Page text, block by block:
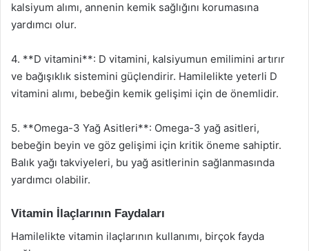
kalsiyum alımı, annenin kemik sağlığını korumasına
yardımcı olur.
4. **D vitamini**: D vitamini, kalsiyumun emilimini artırır
ve bağışıklık sistemini güçlendirir. Hamilelikte yeterli D
vitamini alımı, bebeğin kemik gelişimi için de önemlidir.
5. **Omega-3 Yağ Asitleri**: Omega-3 yağ asitleri,
bebeğin beyin ve göz gelişimi için kritik öneme sahiptir.
Balık yağı takviyeleri, bu yağ asitlerinin sağlanmasında
yardımcı olabilir.
Vitamin İlaçlarının Faydaları
Hamilelikte vitamin ilaçlarının kullanımı, birçok fayda